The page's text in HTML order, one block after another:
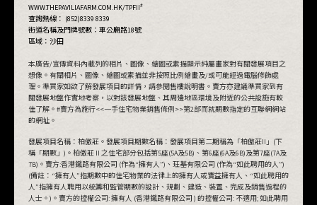
WWW.THEPAVILIAFARM.COM.HK/TPFII#
查詢熱線： (852)8339 8339
街道名稱及門牌號數： 車公廟路18號
區域：沙田
本廣告/宣傳資料內載列的相片、圖像、繪圖或素描顯示純屬畫家對有關發展項目之
想像。有關相片、圖像、繪圖或素描並非按照比例繪畫及/或可能經過電腦修飾處
理。準買家如欲了解發展項目的詳情，請參閱售樓說明書。賣方亦建議準買家到有
關發展地盤作實地考察，以對該發展地盤、其周邊地區環境及附近的公共設施有較
佳了解。#賣方為施行<<一手住宅物業銷售條例>>第2部而就期數指定的互聯網網站
的網址。
發展項目名稱：柏傲莊。發展項目期數名稱：發展項目第二期稱為「柏傲莊II」(下
稱「期數」)。柏傲莊 II 之住宅部分包括第5座(5A及5B)、第6座(6A及6B)及第7座(7A及
7B)。賣方:香港鐵路有限公司 (作為“擁有人”)、玨基有限公司 (作為“如此聘用的人”)
(備註：“擁有人”指期數中的住宅物業的法律上的擁有人或實益擁有人、“如此聘用的
人”指擁有人聘用以統籌和監管期數的設計、規劃、建造、裝置、完成及銷售過程的
人士。)。賣方的控權公司: 擁有人 (香港鐵路有限公司 ) 的控權公司: 不適用; 如此聘用